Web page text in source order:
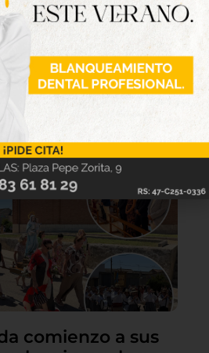
comienzo a sus